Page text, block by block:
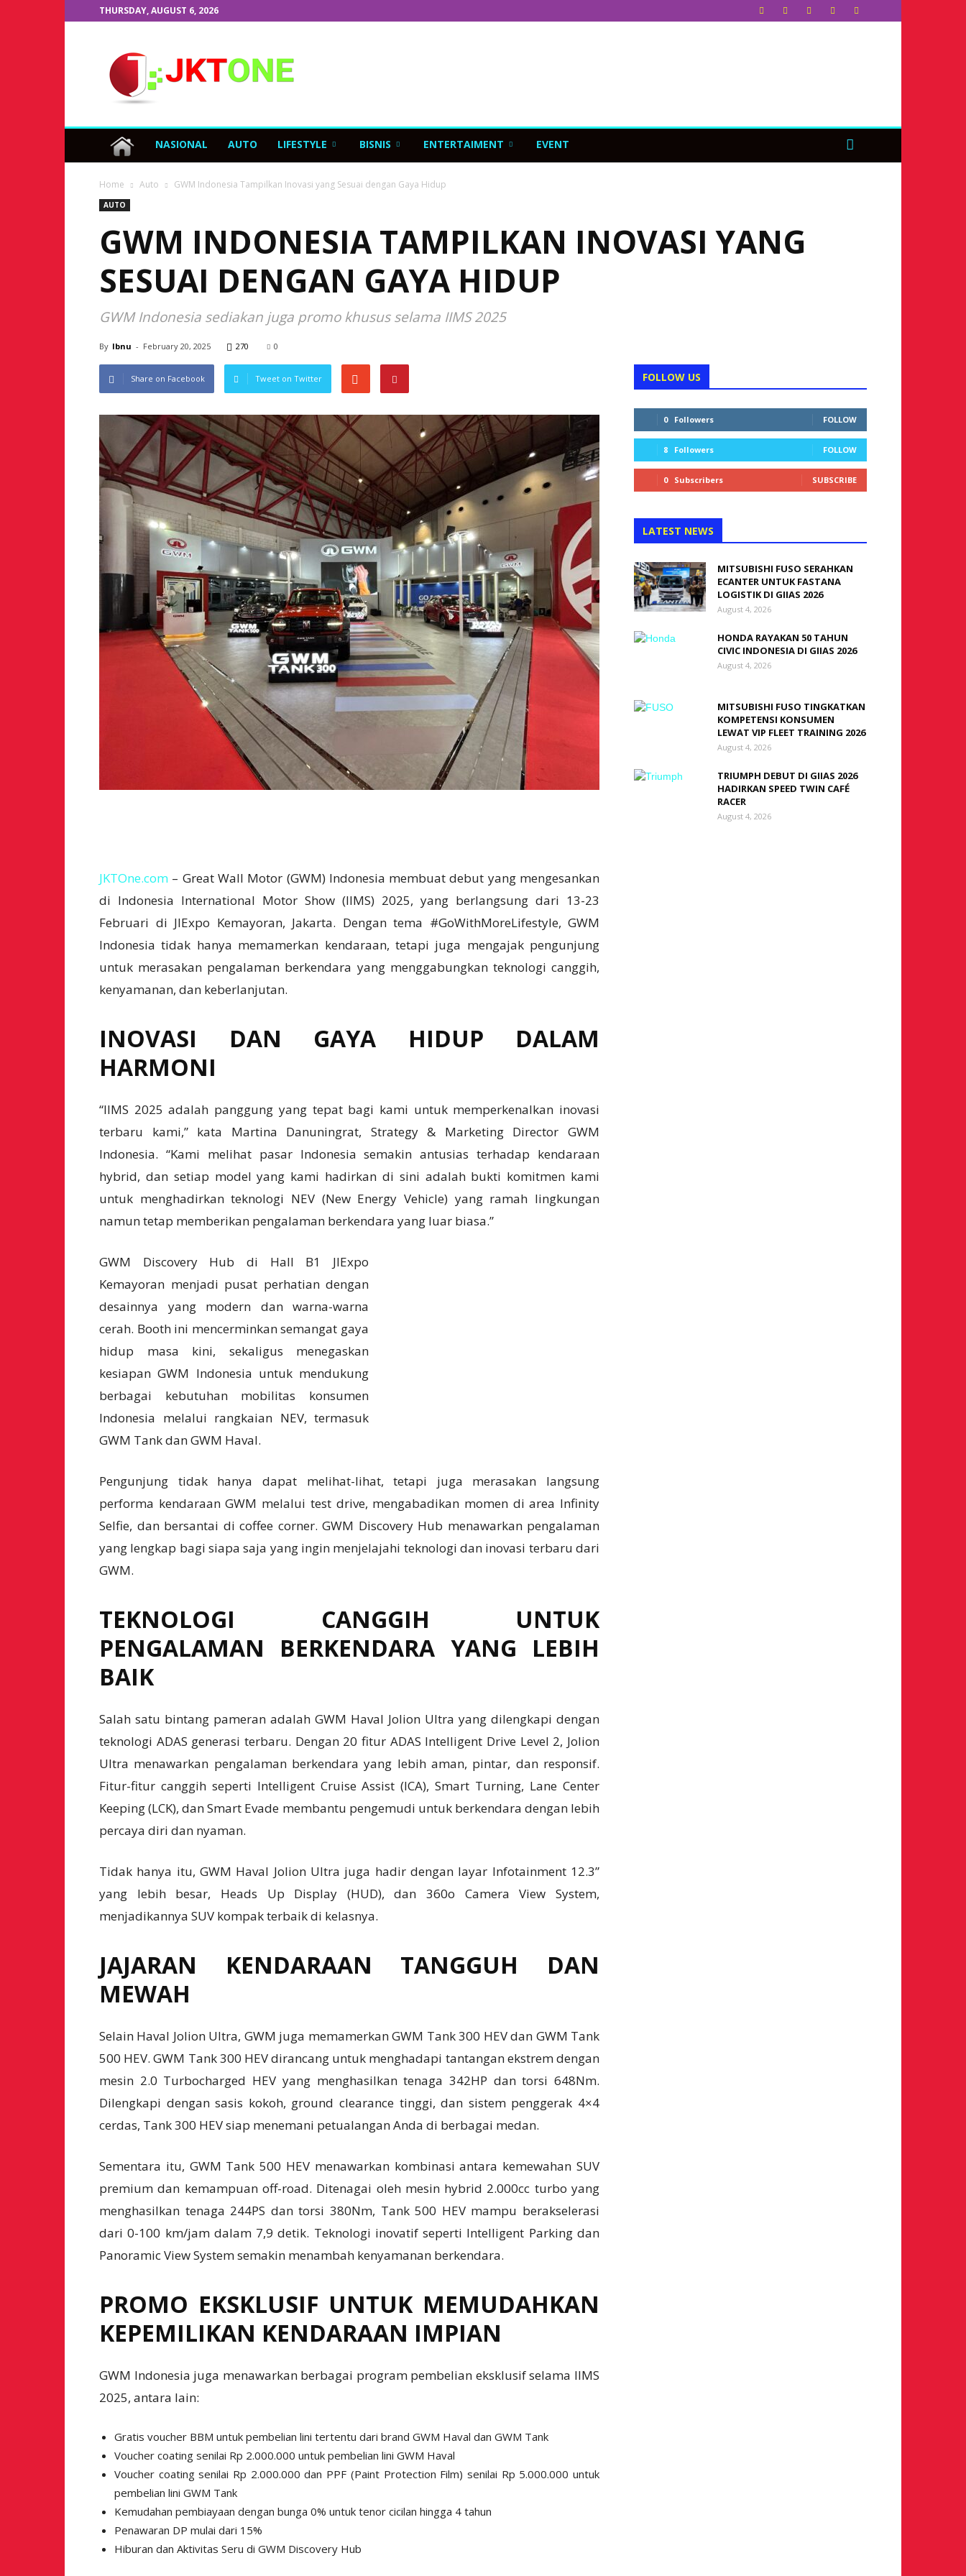
THURSDAY, AUGUST 6, 2026
NASIONAL AUTO LIFESTYLE BISNIS ENTERTAIMENT EVENT
Home Auto GWM Indonesia Tampilkan Inovasi yang Sesuai dengan Gaya Hidup
AUTO
GWM INDONESIA TAMPILKAN INOVASI YANG
SESUAI DENGAN GAYA HIDUP
GWM Indonesia sediakan juga promo khusus selama IIMS 2025
By Ibnu - February 20, 2025 270 0
Share on Facebook Tweet on Twitter
JKTOne.com – Great Wall Motor (GWM) Indonesia membuat debut yang mengesankan
di Indonesia International Motor Show (IIMS) 2025, yang berlangsung dari 13-23
Februari di JIExpo Kemayoran, Jakarta. Dengan tema #GoWithMoreLifestyle, GWM
Indonesia tidak hanya memamerkan kendaraan, tetapi juga mengajak pengunjung
untuk merasakan pengalaman berkendara yang menggabungkan teknologi canggih,
kenyamanan, dan keberlanjutan.
INOVASI DAN GAYA HIDUP DALAM
HARMONI
“IIMS 2025 adalah panggung yang tepat bagi kami untuk memperkenalkan inovasi
terbaru kami,” kata Martina Danuningrat, Strategy & Marketing Director GWM
Indonesia. “Kami melihat pasar Indonesia semakin antusias terhadap kendaraan
hybrid, dan setiap model yang kami hadirkan di sini adalah bukti komitmen kami
untuk menghadirkan teknologi NEV (New Energy Vehicle) yang ramah lingkungan
namun tetap memberikan pengalaman berkendara yang luar biasa.”
GWM Discovery Hub di Hall B1 JIExpo
Kemayoran menjadi pusat perhatian dengan
desainnya yang modern dan warna-warna
cerah. Booth ini mencerminkan semangat gaya
hidup masa kini, sekaligus menegaskan
kesiapan GWM Indonesia untuk mendukung
berbagai kebutuhan mobilitas konsumen
Indonesia melalui rangkaian NEV, termasuk
GWM Tank dan GWM Haval.
Pengunjung tidak hanya dapat melihat-lihat, tetapi juga merasakan langsung
performa kendaraan GWM melalui test drive, mengabadikan momen di area Infinity
Selfie, dan bersantai di coffee corner. GWM Discovery Hub menawarkan pengalaman
yang lengkap bagi siapa saja yang ingin menjelajahi teknologi dan inovasi terbaru dari
GWM.
TEKNOLOGI CANGGIH UNTUK
PENGALAMAN BERKENDARA YANG LEBIH
BAIK
Salah satu bintang pameran adalah GWM Haval Jolion Ultra yang dilengkapi dengan
teknologi ADAS generasi terbaru. Dengan 20 fitur ADAS Intelligent Drive Level 2, Jolion
Ultra menawarkan pengalaman berkendara yang lebih aman, pintar, dan responsif.
Fitur-fitur canggih seperti Intelligent Cruise Assist (ICA), Smart Turning, Lane Center
Keeping (LCK), dan Smart Evade membantu pengemudi untuk berkendara dengan lebih
percaya diri dan nyaman.
Tidak hanya itu, GWM Haval Jolion Ultra juga hadir dengan layar Infotainment 12.3”
yang lebih besar, Heads Up Display (HUD), dan 360o Camera View System,
menjadikannya SUV kompak terbaik di kelasnya.
JAJARAN KENDARAAN TANGGUH DAN
MEWAH
Selain Haval Jolion Ultra, GWM juga memamerkan GWM Tank 300 HEV dan GWM Tank
500 HEV. GWM Tank 300 HEV dirancang untuk menghadapi tantangan ekstrem dengan
mesin 2.0 Turbocharged HEV yang menghasilkan tenaga 342HP dan torsi 648Nm.
Dilengkapi dengan sasis kokoh, ground clearance tinggi, dan sistem penggerak 4×4
cerdas, Tank 300 HEV siap menemani petualangan Anda di berbagai medan.
Sementara itu, GWM Tank 500 HEV menawarkan kombinasi antara kemewahan SUV
premium dan kemampuan off-road. Ditenagai oleh mesin hybrid 2.000cc turbo yang
menghasilkan tenaga 244PS dan torsi 380Nm, Tank 500 HEV mampu berakselerasi
dari 0-100 km/jam dalam 7,9 detik. Teknologi inovatif seperti Intelligent Parking dan
Panoramic View System semakin menambah kenyamanan berkendara.
PROMO EKSKLUSIF UNTUK MEMUDAHKAN
KEPEMILIKAN KENDARAAN IMPIAN
GWM Indonesia juga menawarkan berbagai program pembelian eksklusif selama IIMS
2025, antara lain:
Gratis voucher BBM untuk pembelian lini tertentu dari brand GWM Haval dan GWM Tank
Voucher coating senilai Rp 2.000.000 untuk pembelian lini GWM Haval
Voucher coating senilai Rp 2.000.000 dan PPF (Paint Protection Film) senilai Rp 5.000.000 untuk
pembelian lini GWM Tank
Kemudahan pembiayaan dengan bunga 0% untuk tenor cicilan hingga 4 tahun
Penawaran DP mulai dari 15%
Hiburan dan Aktivitas Seru di GWM Discovery Hub
FOLLOW US
0 Followers FOLLOW
8 Followers FOLLOW
0 Subscribers SUBSCRIBE
LATEST NEWS
MITSUBISHI FUSO SERAHKAN
ECANTER UNTUK FASTANA
LOGISTIK DI GIIAS 2026
August 4, 2026
HONDA RAYAKAN 50 TAHUN
CIVIC INDONESIA DI GIIAS 2026
August 4, 2026
MITSUBISHI FUSO TINGKATKAN
KOMPETENSI KONSUMEN
LEWAT VIP FLEET TRAINING 2026
August 4, 2026
TRIUMPH DEBUT DI GIIAS 2026
HADIRKAN SPEED TWIN CAFÉ
RACER
August 4, 2026